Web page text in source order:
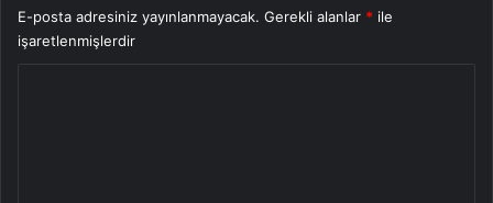
E-posta adresiniz yayınlanmayacak. Gerekli alanlar * ile
işaretlenmişlerdir